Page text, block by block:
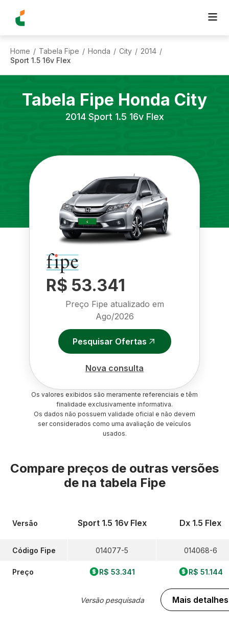
Home / Tabela Fipe / Honda / City / 2014 /
Sport 1.5 16v Flex
Tabela Fipe Honda City
2014 Sport 1.5 16v Flex
R$ 53.341
Preço Fipe atualizado em
Ago/2026
Pesquisar Ofertas
Nova consulta
Os valores exibidos são meramente referenciais e têm
finalidade exclusivamente informativa.
Os dados não possuem validade oficial e não devem
ser considerados como uma avaliação de veículos
usados.
Compare preços de outras versões
de na tabela Fipe
Versão
Código Fipe
Preço
Sport 1.5 16v Flex
014077-5
R$ 53.341
Versão pesquisada
Dx 1.5 Flex
014068-6
R$ 51.144
Mais detalhes